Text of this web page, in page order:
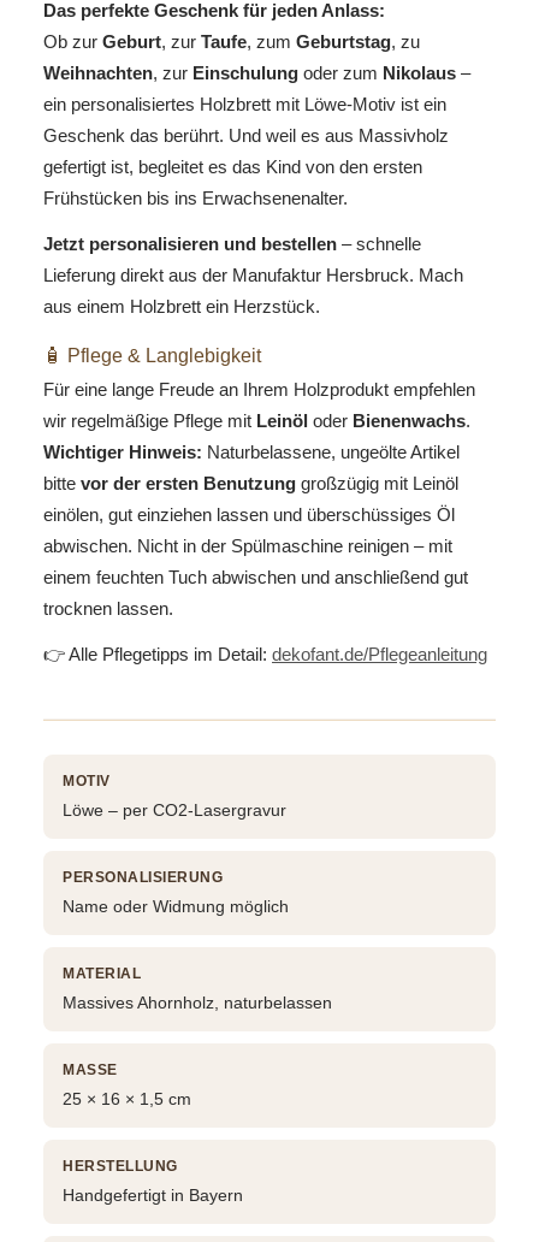
Das perfekte Geschenk für jeden Anlass:
Ob zur Geburt, zur Taufe, zum Geburtstag, zu
Weihnachten, zur Einschulung oder zum Nikolaus –
ein personalisiertes Holzbrett mit Löwe-Motiv ist ein
Geschenk das berührt. Und weil es aus Massivholz
gefertigt ist, begleitet es das Kind von den ersten
Frühstücken bis ins Erwachsenenalter.
Jetzt personalisieren und bestellen – schnelle
Lieferung direkt aus der Manufaktur Hersbruck. Mach
aus einem Holzbrett ein Herzstück.
🧴 Pflege & Langlebigkeit
Für eine lange Freude an Ihrem Holzprodukt empfehlen
wir regelmäßige Pflege mit Leinöl oder Bienenwachs.
Wichtiger Hinweis: Naturbelassene, ungeölte Artikel
bitte vor der ersten Benutzung großzügig mit Leinöl
einölen, gut einziehen lassen und überschüssiges Öl
abwischen. Nicht in der Spülmaschine reinigen – mit
einem feuchten Tuch abwischen und anschließend gut
trocknen lassen.
👉 Alle Pflegetipps im Detail: dekofant.de/Pflegeanleitung
MOTIV
Löwe – per CO2-Lasergravur
PERSONALISIERUNG
Name oder Widmung möglich
MATERIAL
Massives Ahornholz, naturbelassen
MASSE
25 × 16 × 1,5 cm
HERSTELLUNG
Handgefertigt in Bayern